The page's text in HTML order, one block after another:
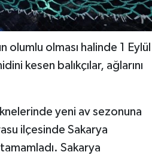
olumlu olması halinde 1 Eylül
kesen balıkçılar, ağlarını
yeni av sezonuna
ilçesinde Sakarya
Sakarya